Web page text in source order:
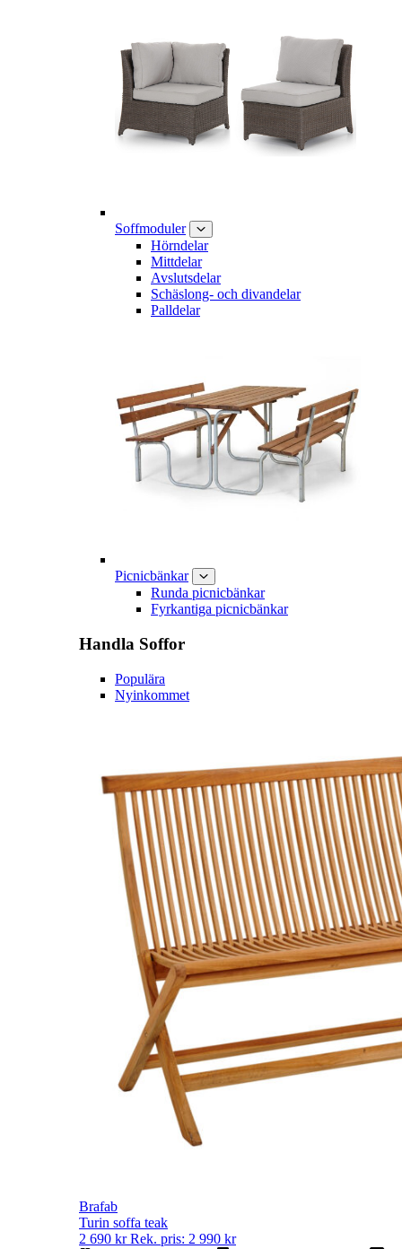
Soffmoduler
Hörndelar
Mittdelar
Avslutsdelar
Schäslong- och divandelar
Palldelar
Picnicbänkar
Runda picnicbänkar
Fyrkantiga picnicbänkar
Handla Soffor
Populära
Nyinkommet
Brafab
Turin soffa teak
2 690 kr Rek. pris: 2 990 kr